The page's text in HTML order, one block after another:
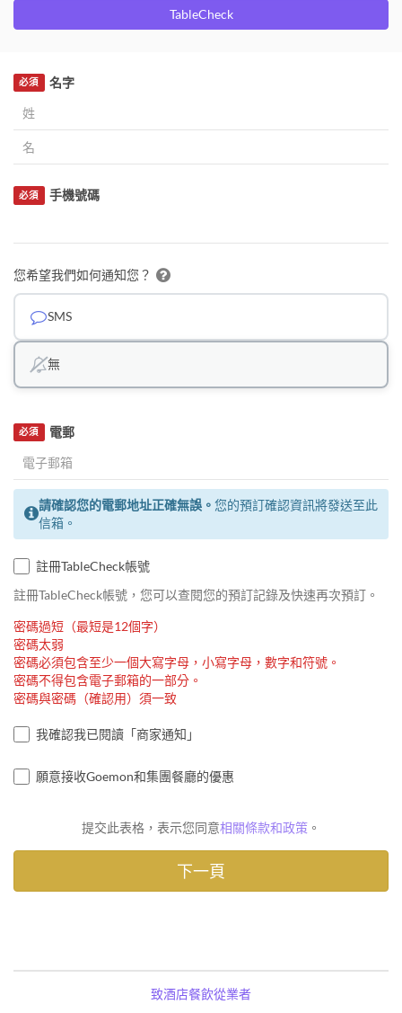
TableCheck
名字
必須
手機號碼
必須
您希望我們如何通知您？
SMS
無
電郵
必須
請確認您的電郵地址正確無誤。 您的預訂確認資訊將發送至此
信箱。
註冊TableCheck帳號
註冊TableCheck帳號，您可以查閱您的預訂記錄及快速再次預訂。
密碼過短（最短是12個字）
密碼太弱
密碼必須包含至少一個大寫字母，小寫字母，數字和符號。
密碼不得包含電子郵箱的一部分。
密碼與密碼（確認用）須一致
我確認我已閱讀「商家通知」
願意接收Goemon和集團餐廳的優惠
提交此表格，表示您同意相關條款和政策 。
致酒店餐飲從業者